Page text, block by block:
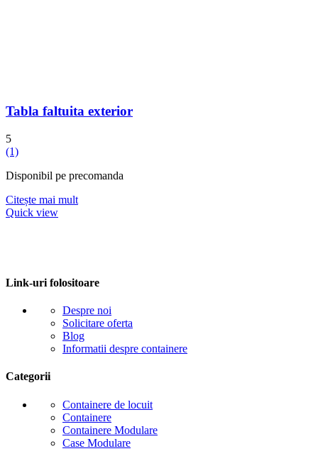
Tabla faltuita exterior
5
(1)
Disponibil pe precomanda
Citește mai mult
Quick view
Link-uri folositoare
Despre noi
Solicitare oferta
Blog
Informatii despre containere
Categorii
Containere de locuit
Containere
Containere Modulare
Case Modulare